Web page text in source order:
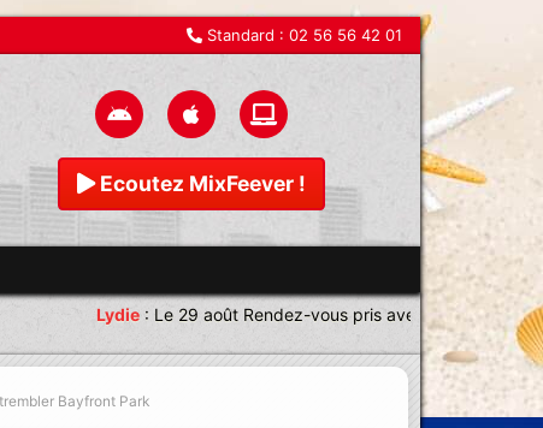
Standard : 02 56 56 42 01
Ecoutez MixFeever !
Lydie:Le 29 août Rendez-vous pris avec une équipe
Bayfront Park